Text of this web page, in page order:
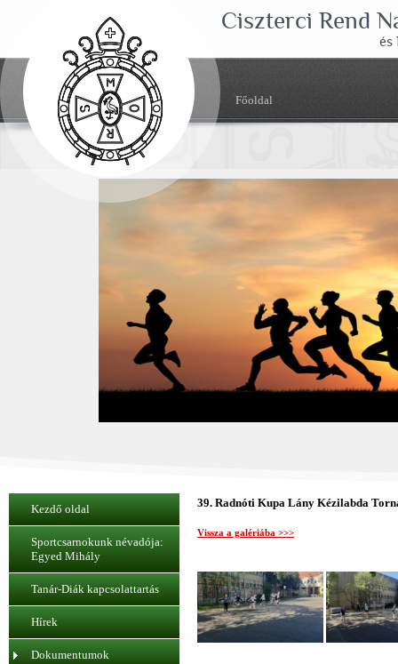
Ciszterci Rend
és
Főoldal
Kezdő oldal
Sportcsarnokunk névadója:
Egyed Mihály
Tanár-Diák kapcsolattartás
Hírek
Dokumentumok
39. Radnóti Kupa Lány Kézilabda
Vissza a galériába >>>